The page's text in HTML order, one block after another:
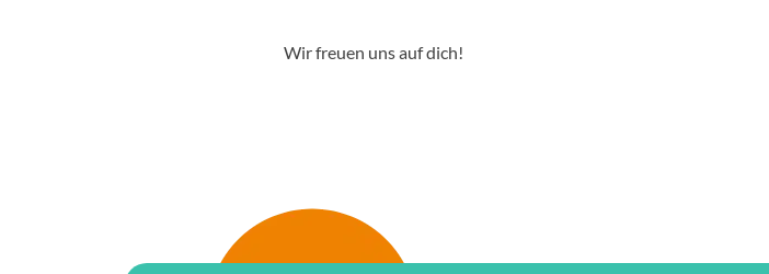
Wir freuen uns auf dich!